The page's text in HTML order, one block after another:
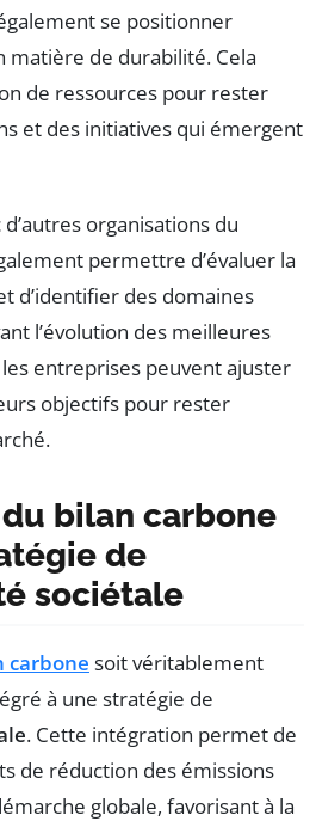
se positionner
matière de durabilité. Cela
de ressources pour rester
et des initiatives qui émergent
organisations du
permettre d’évaluer la
d’identifier des domaines
l’évolution des meilleures
entreprises peuvent ajuster
objectifs pour rester
du bilan carbone
de
sociétale
carbone soit véritablement
à une stratégie de
. Cette intégration permet de
de réduction des émissions
globale, favorisant à la